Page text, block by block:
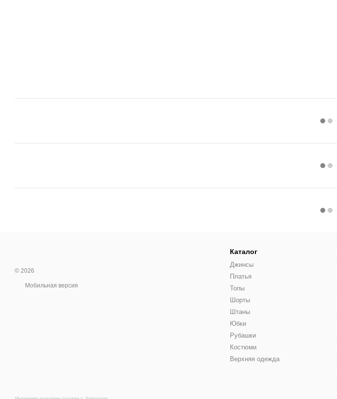
© 2026
Мобильная версия
Каталог
Джинсы
Платья
Топы
Шорты
Штаны
Юбки
Рубашки
Костюми
Верхняя одежда